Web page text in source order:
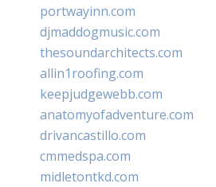
portwayinn.com
djmaddogmusic.com
thesoundarchitects.com
allin1roofing.com
keepjudgewebb.com
anatomyofadventure.com
drivancastillo.com
cmmedspa.com
midletontkd.com